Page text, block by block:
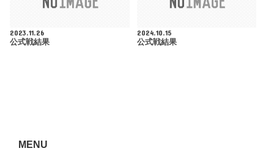
2023.11.26
公式戦結果
2024.10.15
公式戦結果
MENU